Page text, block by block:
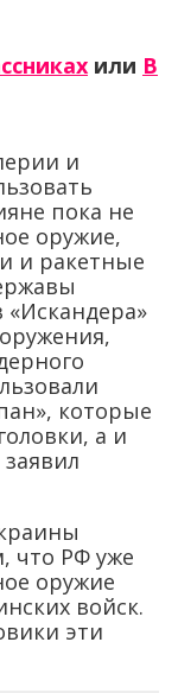
или В
и
пока не
оружие,
и ракетные
которые
а и
что РФ уже
оружие
войск.
эти